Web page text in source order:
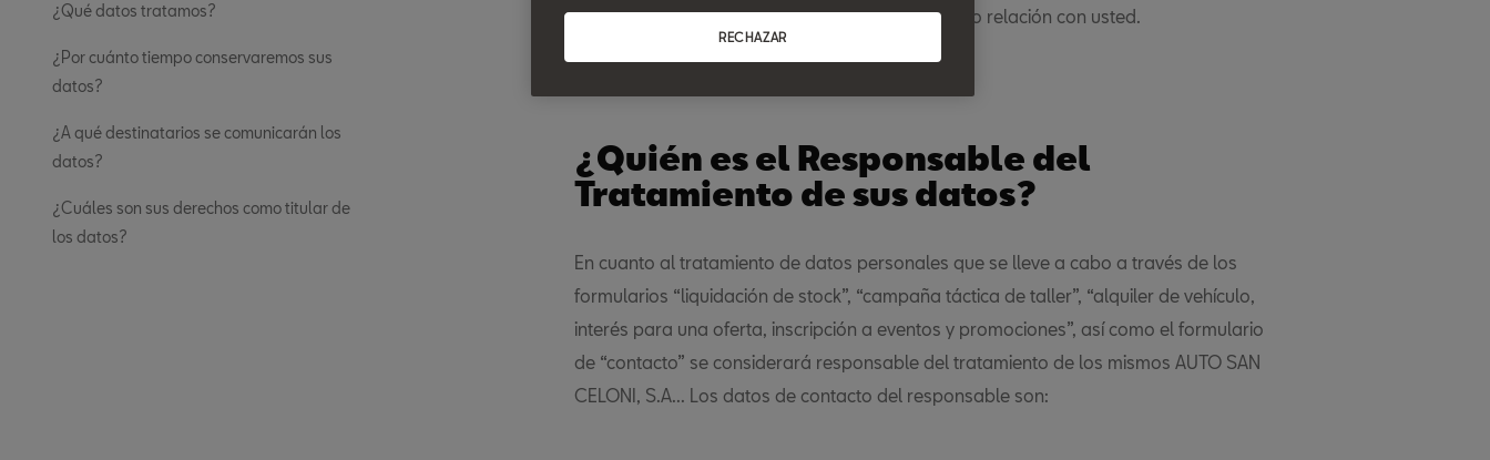
¿Qué datos tratamos?
¿Por cuánto tiempo conservaremos sus
datos?
¿A qué destinatarios se comunicarán los
datos?
¿Cuáles son sus derechos como titular de
los datos?
el responsable del tratamiento en su interacción o relación con usted.
¿Quién es el Responsable del
Tratamiento de sus datos?
En cuanto al tratamiento de datos personales que se lleve a cabo a través de los
formularios “liquidación de stock”, “campaña táctica de taller”, “alquiler de vehículo,
interés para una oferta, inscripción a eventos y promociones”, así como el formulario
de “contacto” se considerará responsable del tratamiento de los mismos AUTO SAN
CELONI, S.A... Los datos de contacto del responsable son:
RECHAZAR